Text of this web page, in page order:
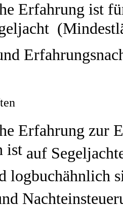
Erfahrung ist
Erfahrung zur
ist auf
logbuchähnlich